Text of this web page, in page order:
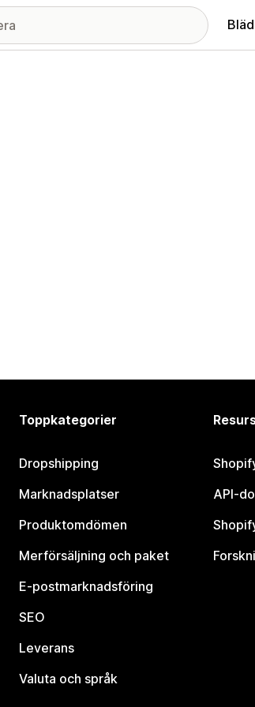
Toppkategorier
Dropshipping
Marknadsplatser
Produktomdömen
Merförsäljning och paket
E-postmarknadsföring
SEO
Leverans
Valuta och språk
API-